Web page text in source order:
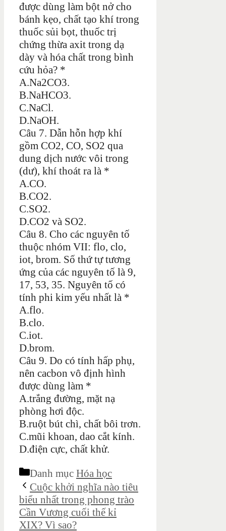
được dùng làm bột nở cho
bánh kẹo, chất tạo khí trong
thuốc sủi bọt, thuốc trị
chứng thừa axit trong dạ
dày và hóa chất trong bình
cứu hỏa? *
A.Na2CO3.
B.NaHCO3.
C.NaCl.
D.NaOH.
Câu 7. Dẫn hỗn hợp khí
gồm CO2, CO, SO2 qua
dung dịch nước vôi trong
(dư), khí thoát ra là *
A.CO.
B.CO2.
C.SO2.
D.CO2 và SO2.
Câu 8. Cho các nguyên tố
thuộc nhóm VII: flo, clo,
iot, brom. Số thứ tự tương
ứng của các nguyên tố là 9,
17, 53, 35. Nguyên tố có
tính phi kim yếu nhất là *
A.flo.
B.clo.
C.iot.
D.brom.
Câu 9. Do có tính hấp phụ,
nên cacbon vô định hình
được dùng làm *
A.trắng đường, mặt nạ
phòng hơi độc.
B.ruột bút chì, chất bôi trơn.
C.mũi khoan, dao cắt kính.
D.điện cực, chất khử.
Danh mục Hóa học
Cuộc khởi nghĩa nào tiêu
biểu nhất trong phong trào
Cần Vương cuối thế kỉ
XIX? Vì sao?